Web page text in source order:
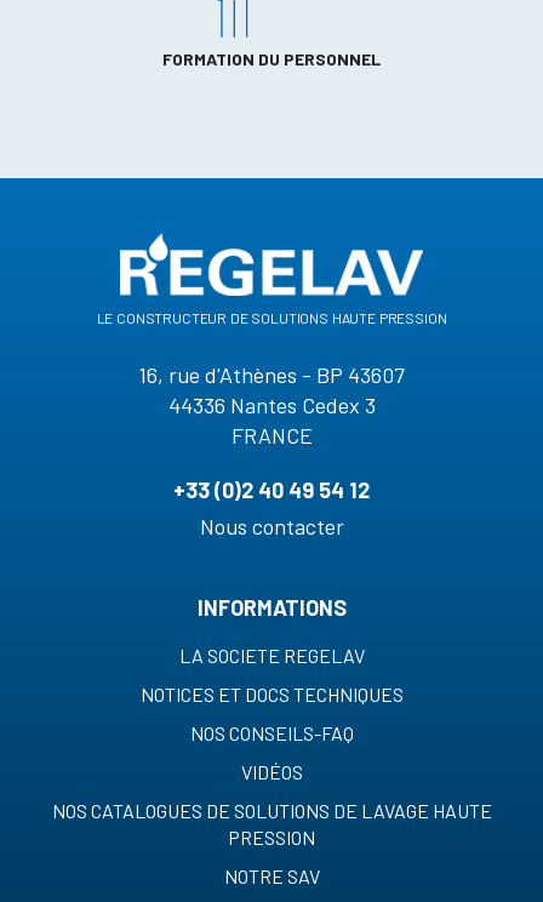
FORMATION DU PERSONNEL
le constructeur de solutions haute pression
16, rue d'Athènes - BP 43607
44336 Nantes Cedex 3
FRANCE
+33 (0)2 40 49 54 12
Nous contacter
INFORMATIONS
LA SOCIETE REGELAV
NOTICES ET DOCS TECHNIQUES
NOS CONSEILS-FAQ
VIDÉOS
NOS CATALOGUES DE SOLUTIONS DE LAVAGE HAUTE
PRESSION
NOTRE SAV